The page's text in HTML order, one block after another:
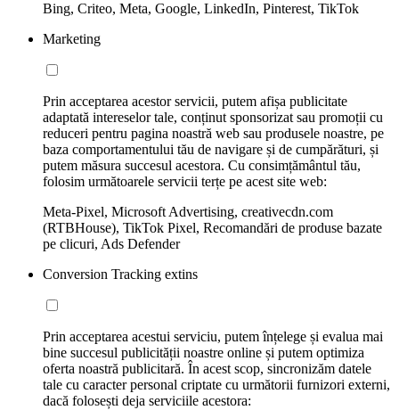
Bing, Criteo, Meta, Google, LinkedIn, Pinterest, TikTok
Marketing
Prin acceptarea acestor servicii, putem afișa publicitate
adaptată intereselor tale, conținut sponsorizat sau promoții cu
reduceri pentru pagina noastră web sau produsele noastre, pe
baza comportamentului tău de navigare și de cumpărături, și
putem măsura succesul acestora. Cu consimțământul tău,
folosim următoarele servicii terțe pe acest site web:
Meta-Pixel, Microsoft Advertising, creativecdn.com
(RTBHouse), TikTok Pixel, Recomandări de produse bazate
pe clicuri, Ads Defender
Conversion Tracking extins
Prin acceptarea acestui serviciu, putem înțelege și evalua mai
bine succesul publicității noastre online și putem optimiza
oferta noastră publicitară. În acest scop, sincronizăm datele
tale cu caracter personal criptate cu următorii furnizori externi,
dacă folosești deja serviciile acestora: